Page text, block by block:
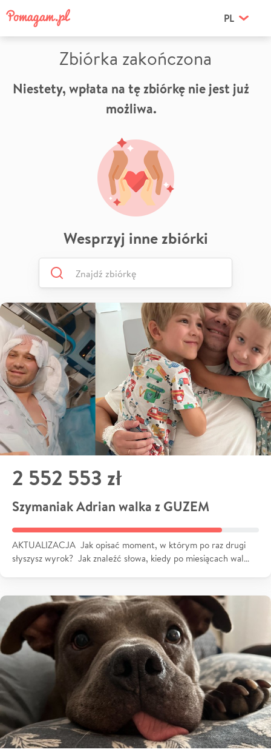
PL
Zbiórka zakończona
Niestety, wpłata na tę zbiórkę nie jest już
możliwa.
Wesprzyj inne zbiórki
2 552 553 zł
Szymaniak Adrian walka z GUZEM
AKTUALIZACJA Jak opisać moment, w którym po raz drugi
słyszysz wyrok? Jak znaleźć słowa, kiedy po miesiącach wal…